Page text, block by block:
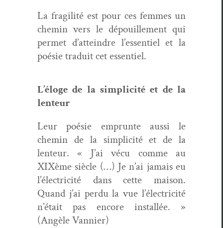
La fragilité est pour ces femmes un
chemin vers le dépouille­ment qui
per­met d’atteindre l’essentiel et la
poésie traduit cet essentiel.
L’éloge de la sim­plic­ité et de la
lenteur
Leur poésie emprunte aus­si le
chemin de la sim­plic­ité et de la
lenteur. « J’ai vécu comme au
XIXème siè­cle (…) Je n’ai jamais eu
l’électricité dans cette mai­son.
Quand j’ai per­du la vue l’électricité
n’était pas encore instal­lée. »
(Angèle Vannier)